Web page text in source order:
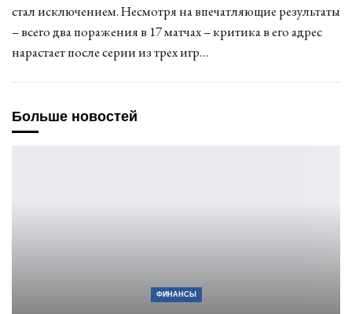
стал исключением. Несмотря на впечатляющие результаты
– всего два поражения в 17 матчах – критика в его адрес
нарастает после серии из трех игр…
Больше новостей
ФИНАНСЫ